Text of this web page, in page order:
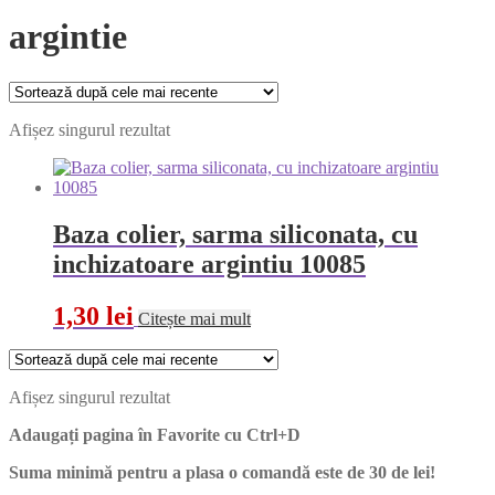
argintie
Afișez singurul rezultat
Baza colier, sarma siliconata, cu
inchizatoare argintiu 10085
1,30 lei Citește mai mult
Afișez singurul rezultat
Adaugați pagina în Favorite cu Ctrl+D
Suma minimă pentru a plasa o comandă este de 30 de lei!